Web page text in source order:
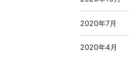
2020年7月
2020年4月